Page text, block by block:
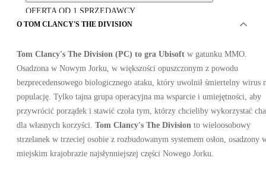
OFERTA OD 1 SPRZEDAWCY
Tom Clancy's The Division PC
O TOM CLANCY'S THE DIVISION
Tom Clancy's The Division (PC) to gra Ubisoft w gatunku MMO.
Osadzona w Nowym Jorku, w większości opuszczonym z powodu
bezprecedensowego biologicznego ataku, który uwolnił śmiertelny wirus
populację. Tylko tajna grupa operacyjna ma wsparcie i umiejętności, aby
przywrócić porządek i stawić czoła tym, którzy chcieliby wykorzystać
dla własnych korzyści. Tom Clancy's The Division to wieloosobowy
strzelanek w trzeciej osobie z rozbudowanym systemem osłon, osadzony
miejskim krajobrazie najsłynniejszej części Nowego Jorku.